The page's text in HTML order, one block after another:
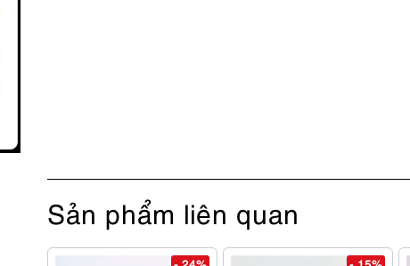
Sản phẩm liên quan